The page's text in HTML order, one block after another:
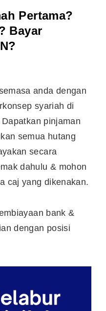
Pertama?
Bayar
anda dengan
syariah di
Dapatkan pinjaman
semua hutang
secara
dahulu & mohon
caj yang dikenakan.
bank &
dengan posisi